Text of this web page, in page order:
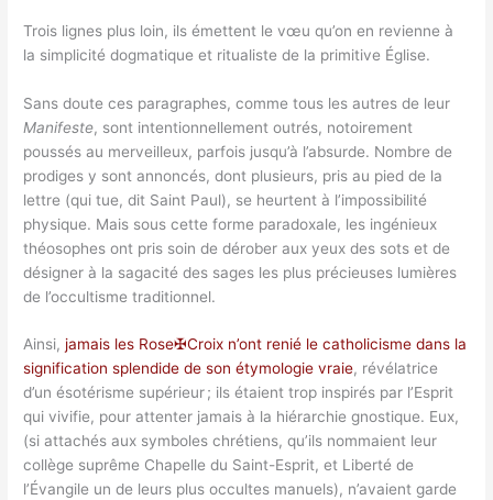
Trois lignes plus loin, ils émettent le vœu qu’on en revienne à
la simplicité dogmatique et ritualiste de la primitive Église.
Sans doute ces paragraphes, comme tous les autres de leur
Manifeste, sont intentionnellement outrés, notoirement
poussés au merveilleux, parfois jusqu’à l’absurde. Nombre de
prodiges y sont annoncés, dont plusieurs, pris au pied de la
lettre (qui tue, dit Saint Paul), se heurtent à l’impossibilité
physique. Mais sous cette forme paradoxale, les ingénieux
théosophes ont pris soin de dérober aux yeux des sots et de
désigner à la sagacité des sages les plus précieuses lumières
de l’occultisme traditionnel.
Ainsi,jamais les Rose✠Croix n’ont renié le catholicisme dans la
signification splendide de son étymologie vraie, révélatrice
d’un ésotérisme supérieur ; ils étaient trop inspirés par l’Esprit
qui vivifie, pour attenter jamais à la hiérarchie gnostique. Eux,
(si attachés aux symboles chrétiens, qu’ils nommaient leur
collège suprême Chapelle du Saint-Esprit, et Liberté de
l’Évangile un de leurs plus occultes manuels), n’avaient garde